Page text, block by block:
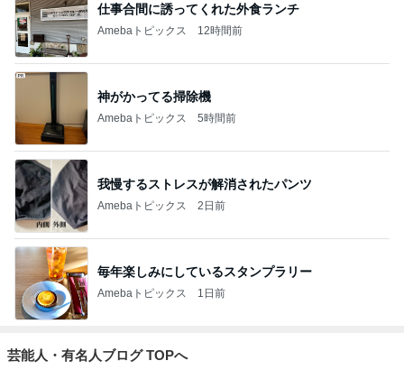
仕事合間に誘ってくれた外食ランチ
Amebaトピックス 12時間前
神がかってる掃除機
Amebaトピックス 5時間前
我慢するストレスが解消されたパンツ
Amebaトピックス 2日前
毎年楽しみにしているスタンプラリー
Amebaトピックス 1日前
芸能人・有名人ブログ TOPへ